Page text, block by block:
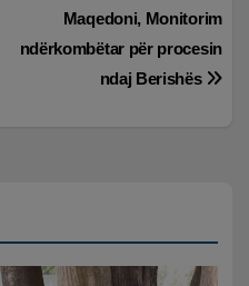
Maqedoni, Monitorim
ndërkombëtar për procesin
ndaj Berishës